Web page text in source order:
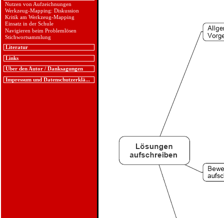
Nutzen von Aufzeichnungen
Werkzeug-Mapping: Diskussion
Kritik am Werkzeug-Mapping
Einsatz in der Schule
Navigieren beim Problemlösen
Stichwortsammlung
Literatur
Links
Über den Autor / Danksagungen
Impressum und Datenschutzerklä...